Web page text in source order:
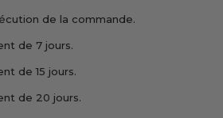
de la commande.
de 7 jours.
de 15 jours.
de 20 jours.